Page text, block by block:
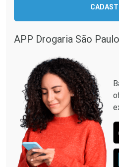
Comprar sem Desconto
Comprar sem Desconto
APP Drogaria São Paulo